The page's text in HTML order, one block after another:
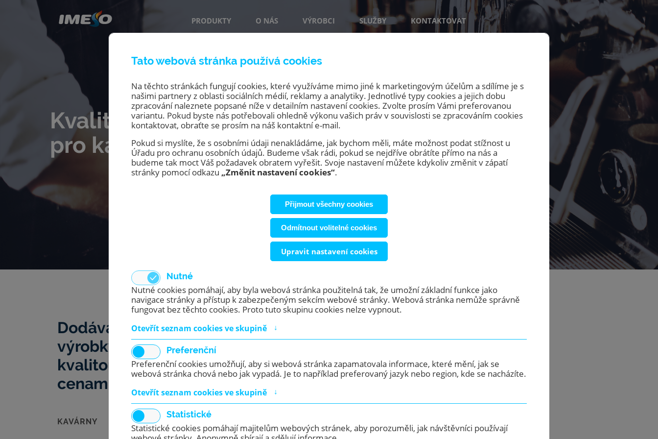
PRODUKTY O NÁS VÝROBCI SLUŽBY KONTAKTOVAT
Kvalitní gastro zařízení
pro kavárny
Dodáváme a servisujeme
výrobky s vysokou
kvalitou a dostupnými
cenami.
KAVÁRNY
U nás si určitě vyberete kávovar, který bude
vhodný právě pro vaši provozovnu. Nabízíme
Tato webová stránka používá cookies
Na těchto stránkách fungují cookies, které využíváme mimo jiné k marketingovým účelům a sdílíme je s
našimi partnery z oblasti sociálních médií, reklamy a analytiky. Jednotlivé typy cookies a jejich dobu
zpracování naleznete popsané níže v detailním nastavení cookies. Zvolte prosím Vámi preferovanou
variantu. Pokud byste nás potřebovali ohledně výkonu vašich práv v souvislosti se zpracováním cookies
kontaktovat, obraťte se prosím na náš kontaktní e-mail.
Pokud si myslíte, že s osobními údaji nenakládáme, jak bychom měli, máte možnost podat stížnost u
Úřadu pro ochranu osobních údajů. Budeme však rádi, pokud se nejdříve obrátíte přímo na nás a
budeme tak moct Váš požadavek obratem vyřešit. Svoje nastavení můžete kdykoliv změnit v zápatí
stránky pomocí odkazu „Změnit nastavení cookies“.
Přijmout všechny cookies
Odmítnout volitelné cookies
Upravit nastavení cookies
Nutné
Nutné cookies pomáhají, aby byla webová stránka použitelná tak, že umožní základní funkce jako
navigace stránky a přístup k zabezpečeným sekcím webové stránky. Webová stránka nemůže správně
fungovat bez těchto cookies. Proto tuto skupinu cookies nelze vypnout.
Otevřít seznam cookies ve skupině ↓
Preferenční
Preferenční cookies umožňují, aby si webová stránka zapamatovala informace, které mění, jak se
webová stránka chová nebo jak vypadá. Je to například preferovaný jazyk nebo region, kde se nacházíte.
Otevřít seznam cookies ve skupině ↓
Statistické
Statistické cookies pomáhají majitelům webových stránek, aby porozuměli, jak návštěvníci používají